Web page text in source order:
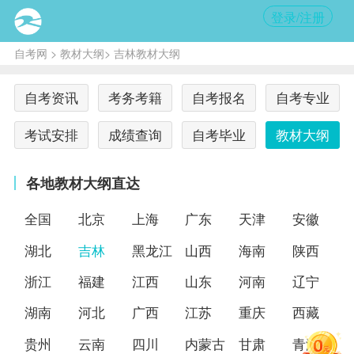
登录/注册
自考网 > 教材大纲> 吉林教材大纲
自考资讯 考务考籍 自考报名
自考专业
考试安排
成绩查询 自考毕业 教材大纲
各地教材大纲直达
全国 北京 上海 广东 天津
安徽
湖北
吉林 黑龙江 山西 海南
陕西
浙江
福建 江西 山东 河南
辽宁
湖南
河北 广西 江苏 重庆
西藏
贵州
云南 四川 内蒙古 甘肃
青海